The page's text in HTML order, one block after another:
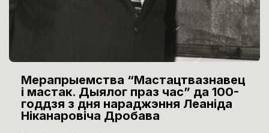
Мерапрыемства “Мастацтвазнавец
і мастак. Дыялог праз час” да 100-
годдзя з дня нараджэння Леаніда
Ніканаровіча Дробава